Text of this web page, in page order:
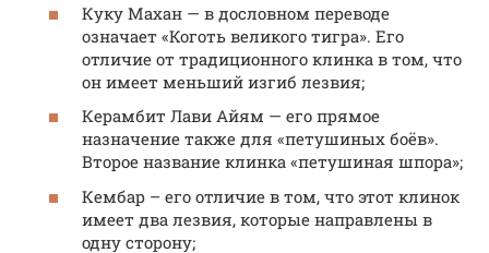
Куку Махан — в дословном переводе
означает «Коготь великого тигра». Его
отличие от традиционного клинка в том, что
он имеет меньший изгиб лезвия;
Керамбит Лави Айям — его прямое
назначение также для «петушиных боёв».
Второе название клинка «петушиная шпора»;
Кембар – его отличие в том, что этот клинок
имеет два лезвия, которые направлены в
одну сторону;